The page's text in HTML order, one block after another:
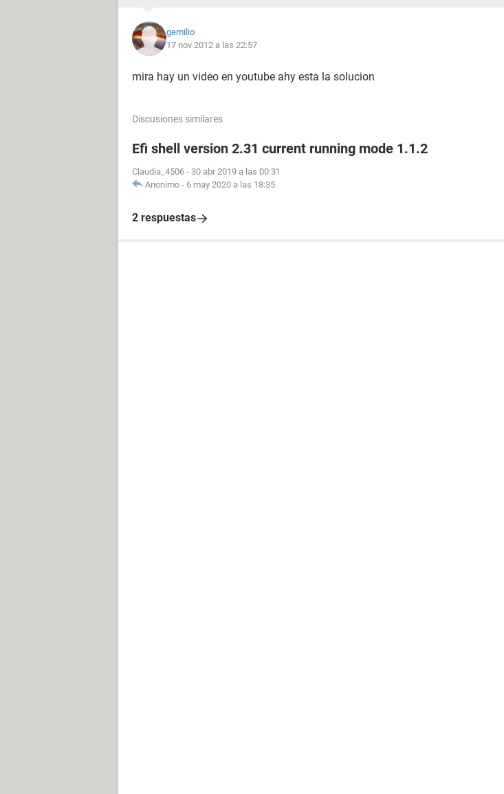
gemilio
17 nov 2012 a las 22:57
mira hay un video en youtube ahy esta la solucion
Discusiones similares
Efi shell version 2.31 current running mode 1.1.2
Claudia_4506 - 30 abr 2019 a las 00:31
Anonimo - 6 may 2020 a las 18:35
2 respuestas